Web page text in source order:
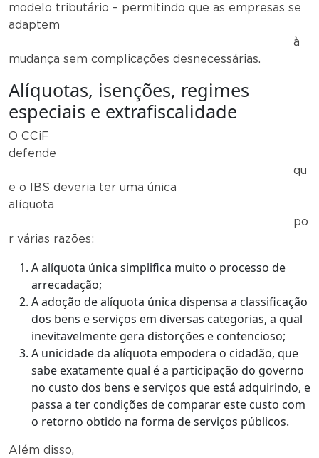
modelo tributário – permitindo que as empresas se
adaptem
à
mudança sem complicações desnecessárias.
Alíquotas, isenções, regimes
especiais e extrafiscalidade
O CCiF
defende
qu
e o IBS deveria ter uma única
alíquota
po
r várias razões:
A alíquota única simplifica muito o processo de
arrecadação;
A adoção de alíquota única dispensa a classificação
dos bens e serviços em diversas categorias, a qual
inevitavelmente gera distorções e contencioso;
A unicidade da alíquota empodera o cidadão, que
sabe exatamente qual é a participação do governo
no custo dos bens e serviços que está adquirindo, e
passa a ter condições de comparar este custo com
o retorno obtido na forma de serviços públicos.
Além disso,